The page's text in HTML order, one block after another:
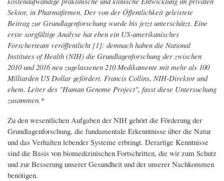
Sektor, in Pharmafirmen. Der von der Öffentlichkeit geleistete
Beitrag zur Grundlagenforschung wurde bis jetzt unterschätzt. Eine
erste sorgfältige Analyse hat eben ein US-amerikanisches
Forscherteam veröffentlicht [1]: demnach haben die National
Institutes of Health (NIH) die Grundlagenforschung der zwischen
2010 und 2016 neu zugelassenen 210 Medikamente mit mehr als 100
Milliarden US Dollar gefördert. Francis Collins, NIH-Direktor und
ehem. Leiter des "Human Genome Project", fasst diese Untersuchung
zusammen.*
Zu den wesentlichen Aufgaben der NIH gehört die Förderung der
Grundlagenforschung, die fundamentale Erkenntnisse über die Natur
und das Verhalten lebender Systeme erbringt. Derartige Kenntnisse
sind die Basis von biomedizinischen Fortschritten, die wir zum Schutz
und zur Besserung unserer Gesundheit und der unserer Nachkommen
benötigen.